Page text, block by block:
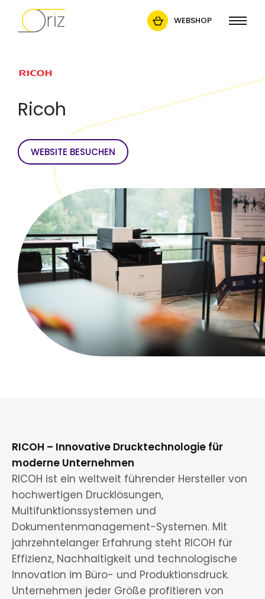
WEBSHOP
Ricoh
WEBSITE BESUCHEN
RICOH – Innovative Drucktechnologie für
moderne Unternehmen
RICOH ist ein weltweit führender Hersteller von
hochwertigen Drucklösungen,
Multifunktionssystemen und
Dokumentenmanagement-Systemen. Mit
jahrzehntelanger Erfahrung steht RICOH für
Effizienz, Nachhaltigkeit und technologische
Innovation im Büro- und Produktionsdruck.
Unternehmen jeder Größe profitieren von